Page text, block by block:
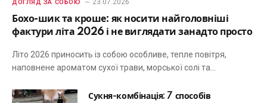
ДОГЛЯД ЗА СОБОЮ 23.07.2026
Бохо-шик та кроше: як носити найголовніші
фактури літа 2026 і не виглядати занадто просто
Літо 2026 приносить із собою особливе, тепле повітря,
наповнене ароматом сухої трави, морської солі та…
Сукня-комбінація: 7 способів